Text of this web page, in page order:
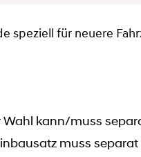
speziell für neuere
Wahl kann/muss
muss